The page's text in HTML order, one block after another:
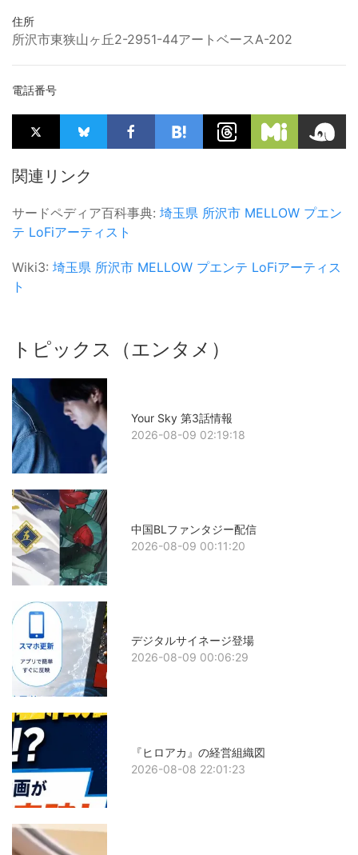
住所
所沢市東狭山ヶ丘2-2951-44アートベースA-202
電話番号
関連リンク
サードペディア百科事典: 埼玉県 所沢市 MELLOW プエン
テ LoFiアーティスト
Wiki3: 埼玉県 所沢市 MELLOW プエンテ LoFiアーティス
ト
トピックス（エンタメ）
Your Sky 第3話情報
2026-08-09 02:19:18
中国BLファンタジー配信
2026-08-09 00:11:20
デジタルサイネージ登場
2026-08-09 00:06:29
『ヒロアカ』の経営組織図
2026-08-08 22:01:23